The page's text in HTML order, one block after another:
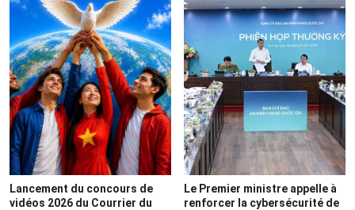
Lancement du concours de
vidéos 2026 du Courrier du
Le Premier ministre appelle à
renforcer la cybersécurité de